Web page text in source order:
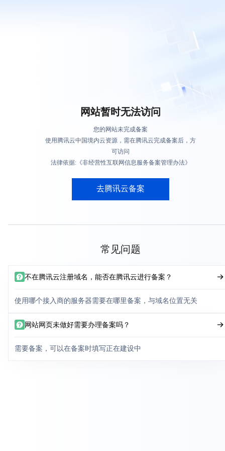
网站暂时无法访问
您的网站未完成备案
使用腾讯云中国境内云资源，需在腾讯云完成备案后，方
可访问
法律依据:《非经营性互联网信息服务备案管理办法》
去腾讯云备案
常见问题
不在腾讯云注册域名，能否在腾讯云进行备案？
使用哪个接入商的服务器需要在哪里备案，与域名位置无关
网站网页未做好需要办理备案吗？
需要备案，可以在备案时填写正在建设中